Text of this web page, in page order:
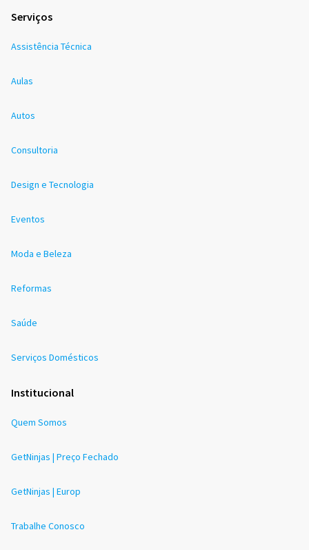
Serviços
Assistência Técnica
Aulas
Autos
Consultoria
Design e Tecnologia
Eventos
Moda e Beleza
Reformas
Saúde
Serviços Domésticos
Institucional
Quem Somos
GetNinjas | Preço Fechado
GetNinjas | Europ
Trabalhe Conosco